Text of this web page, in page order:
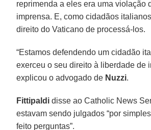
reprimenda a eles era uma violação
imprensa. E, como cidadãos
direito do Vaticano de processá-los.
“Estamos defendendo um cidadão
exerceu o seu direito à liberdade de
explicou o advogado de Nuzzi.
Fittipaldi disse ao Catholic News
estavam sendo julgados “por
feito perguntas”.